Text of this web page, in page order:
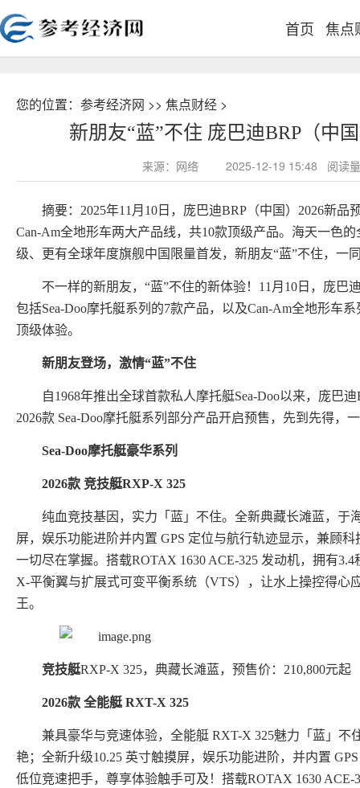
首页 焦点
您的位置： 参考经济网 >> 焦点财经 >
新朋友“蓝”不住 庞巴迪BRP（中
来源：网络 2025-12-19 15:48 阅读
摘要：2025年11月10日，庞巴迪BRP（中国）2026新品
Can-Am全地形车两大产品线，共10款顶级产品。海天一色
级、更有全球年度旗舰中国限量首发，新朋友“蓝”不住，一
不一样的新朋友，“蓝”不住的新体验！11月10日，庞巴
包括Sea-Doo摩托艇系列的7款产品，以及Can-Am全地形车
顶级体验。
新朋友登场，激情“蓝”不住
自1968年推出全球首款私人摩托艇Sea-Doo以来，庞巴
2026款 Sea-Doo摩托艇系列部分产品开启预售，先到先得，
Sea-Doo摩托艇豪华系列
2026款 竞技艇RXP-X 325
纯血竞技基因，实力「蓝」不住。全新典藏长滩蓝，于
屏，娱乐功能进阶并内置 GPS 定位与航行轨迹显示，兼顾
一切尽在掌握。搭载ROTAX 1630 ACE-325 发动机，拥有
X-平衡翼与扩展式可变平衡系统（VTS），让水上操控得心
王。
竞技艇RXP-X 325，典藏长滩蓝，预售价：210,800元起
2026款 全能艇 RXT-X 325
兼具豪华与竞速体验，全能艇 RXT-X 325魅力「蓝」
艳；全新升级10.25 英寸触摸屏，娱乐功能进阶，并内置
低位竞速把手，尊享体验触手可及！搭载ROTAX 1630